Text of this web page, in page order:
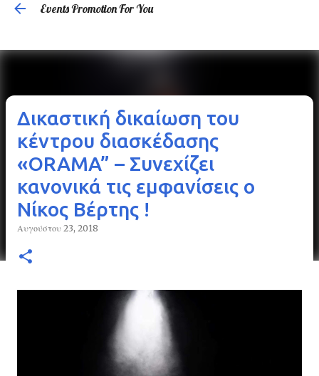
Events Promotion For You
Δικαστική δικαίωση του
κέντρου διασκέδασης
«ORAMA” – Συνεχίζει
κανονικά τις εμφανίσεις ο
Νίκος Βέρτης !
Αυγούστου 23, 2018